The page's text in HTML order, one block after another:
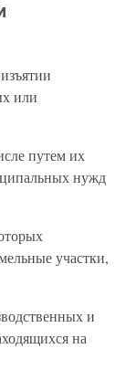
или
путем их
нужд
участки,
и
на